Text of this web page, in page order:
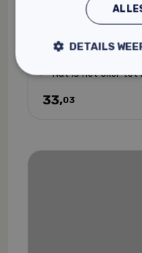
Tierrafino Soap
Gebruiksklaar
Nat is het oker tot
33,03
DETAILS